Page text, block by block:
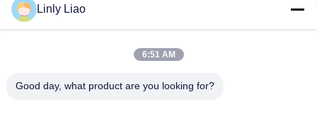
Snel contact
Tel.
Linly Liao
6:51 AM
Good day, what product are you looking for?